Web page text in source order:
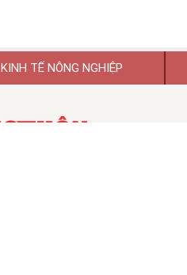
KINH TẾ NÔNG NGHIỆP